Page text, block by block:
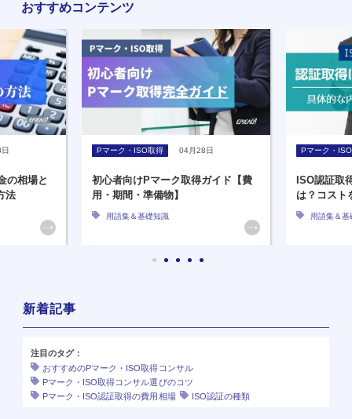
おすすめコンテンツ
の相場と
法
Pマーク・ISO取得 04月28日
初心者向けPマーク取得ガイド【費
用・期間・準備物】
用語集＆基礎知識
Pマーク・
ISO認証取
は？コスト
用語集＆基
新着記事
注目のタグ：
おすすめのPマーク・ISO取得コンサル
Pマーク・ISO取得コンサル選びのコツ
Pマーク・ISO認証取得の費用相場
ISO認証の種類